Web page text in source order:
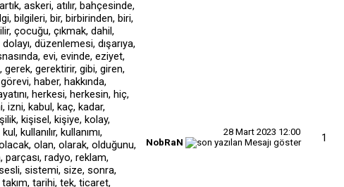
28 Mart 2023 12:00
NobRaN
1